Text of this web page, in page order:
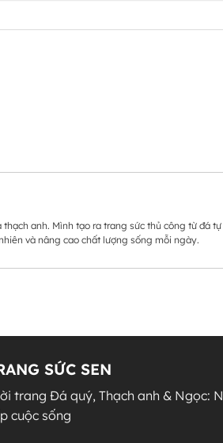
anh. Mình tạo ra trang sức thủ công từ đá
và nâng cao chất lượng sống mỗi ngày.
SỨC SEN
trang Đá quý, Thạch anh & Ngọc:
cuộc sống